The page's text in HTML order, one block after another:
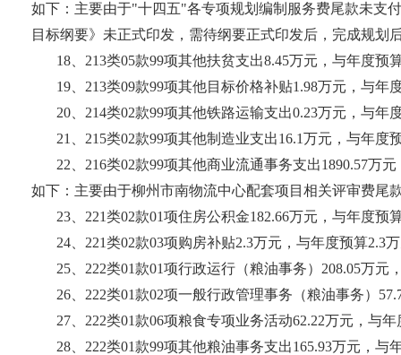
如下：主要由于"十四五"各专项规划编制服务费尾款未支
目标纲要》未正式印发，需待纲要正式印发后，完成规划
18、213类05款99项其他扶贫支出8.45万元，与年度预
19、213类09款99项其他目标价格补贴1.98万元，与年
20、214类02款99项其他铁路运输支出0.23万元，与年
21、215类02款99项其他制造业支出16.1万元，与年度
22、216类02款99项其他商业流通事务支出1890.57万
如下：主要由于柳州市南物流中心配套项目相关评审费尾
23、221类02款01项住房公积金182.66万元，与年度预
24、221类02款03项购房补贴2.3万元，与年度预算2.3
25、222类01款01项行政运行（粮油事务）208.05万
26、222类01款02项一般行政管理事务（粮油事务）
27、222类01款06项粮食专项业务活动62.22万元，与
28、222类01款99项其他粮油事务支出165.93万元，